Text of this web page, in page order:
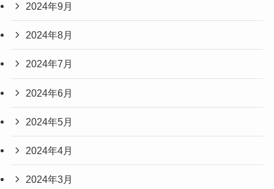
2024年9月
2024年8月
2024年7月
2024年6月
2024年5月
2024年4月
2024年3月